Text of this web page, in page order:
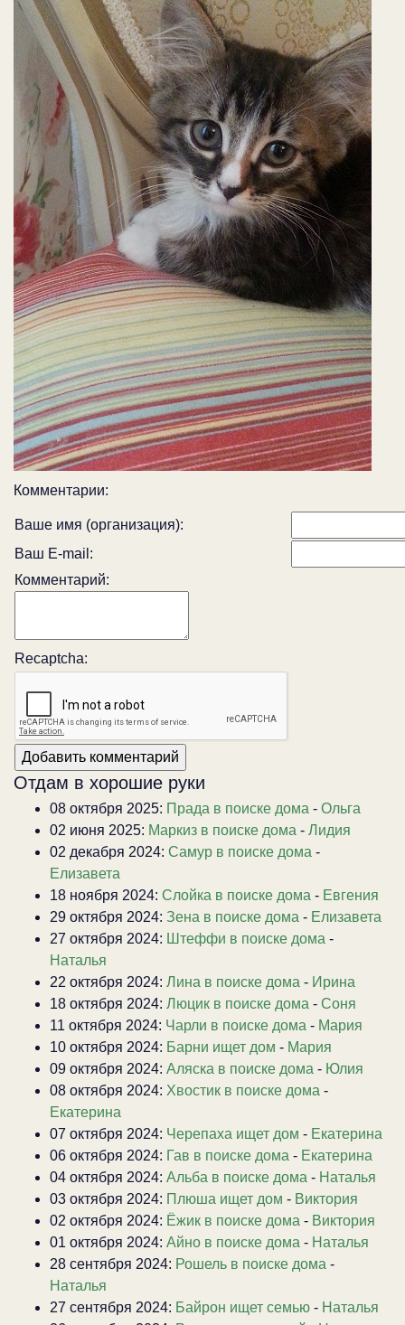
Комментарии:
Ваше имя (организация):
Ваш E-mail:
Комментарий:
Recaptcha:
Отдам в хорошие руки
08 октября 2025: Прада в поиске дома - Ольга
02 июня 2025: Маркиз в поиске дома - Лидия
02 декабря 2024: Самур в поиске дома -
Елизавета
18 ноября 2024: Слойка в поиске дома - Евгения
29 октября 2024: Зена в поиске дома - Елизавета
27 октября 2024: Штеффи в поиске дома -
Наталья
22 октября 2024: Лина в поиске дома - Ирина
18 октября 2024: Люцик в поиске дома - Соня
11 октября 2024: Чарли в поиске дома - Мария
10 октября 2024: Барни ищет дом - Мария
09 октября 2024: Аляска в поиске дома - Юлия
08 октября 2024: Хвостик в поиске дома -
Екатерина
07 октября 2024: Черепаха ищет дом - Екатерина
06 октября 2024: Гав в поиске дома - Екатерина
04 октября 2024: Альба в поиске дома - Наталья
03 октября 2024: Плюша ищет дом - Виктория
02 октября 2024: Ёжик в поиске дома - Виктория
01 октября 2024: Айно в поиске дома - Наталья
28 сентября 2024: Рошель в поиске дома -
Наталья
27 сентября 2024: Байрон ищет семью - Наталья